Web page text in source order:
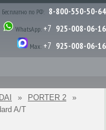
Бесплатно по РФ: 8-800-550-50-64
WhatsApp: +7 925-008-06-16
Max: +7 925-008-06-16
» PORTER 2
»
A/T